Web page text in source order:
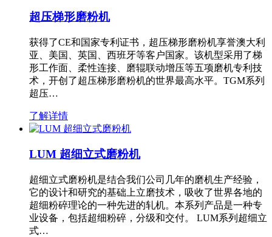
超压梯形磨粉机
获得了CE和国家专利证书，超压梯形磨粉机享誉澳大利
亚、美国、英国、西班牙等客户国家。该机型采用了梯
形工作面、柔性连接、磨辊联动增压等五项磨机专利技
术，开创了超压梯形磨粉机的世界最高水平。TGM系列
超压…
了解详情
LUM 超细立式磨粉机
超细立式磨粉机是结合我们公司几年的磨机生产经验，
它的设计和研究的基础上立磨技术，吸收了世界各地的
超细粉碎理论的一种先进的轧机。本系列产品是一种专
业设备，包括超细粉碎，分级和交付。 LUM系列超细立
式…